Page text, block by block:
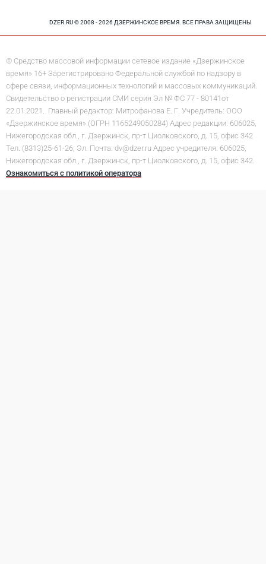
DZER.RU © 2008 - 2026 ДЗЕРЖИНСКОЕ ВРЕМЯ. ВСЕ ПРАВА ЗАЩИЩЕНЫ
© Средство массовой информации сетевое издание «Дзержинское
время» 16+ Зарегистрировано Федеральной службой по надзору в
сфере связи, информационных технологий и массовых коммуникаций.
Свидетельство о регистрации СМИ серия Эл № ФС 77 - 80141от
22.01.2021. Главный редактор: Митрофанова Е. Г. Учредитель: ООО
«Дзержинское время» (ОГРН 1165249050284) Адрес редакции: 606025,
Нижегородская обл., г. Дзержинск, пр-т Циолковского, д. 15, офис 342
Тел. (8313)25-61-26, Эл. Почта: dv@dzer.ru Адрес учредителя: 606025,
Нижегородская обл., г. Дзержинск, пр-т Циолковского, д. 15, офис 342.
Ознакомиться с политикой оператора